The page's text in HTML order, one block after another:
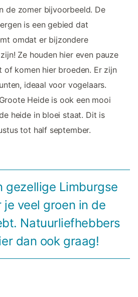
de zomer bijvoorbeeld. De
is een gebied dat
omdat er bijzondere
Ze houden hier even pauze
komen hier broeden. Er zijn
ideaal voor vogelaars.
Heide is ook een mooi
heide in bloei staat. Dit is
tot half september.
gezellige Limburgse
veel groen in de
Natuurliefhebbers
dan ook graag!